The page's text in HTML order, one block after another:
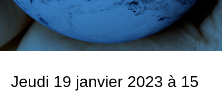
Jeudi 19 janvier 2023 à 15